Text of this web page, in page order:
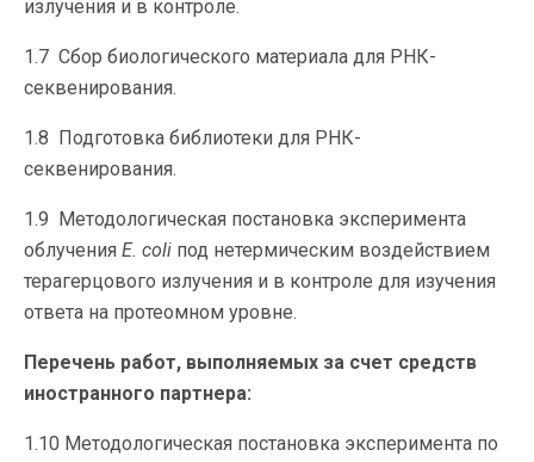
излучения и в контроле.
1.7 Сбор биологического материала для РНК-
секвенирования.
1.8 Подготовка библиотеки для РНК-
секвенирования.
1.9 Методологическая постановка эксперимента
облучения E. coli под нетермическим воздействием
терагерцового излучения и в контроле для изучения
ответа на протеомном уровне.
Перечень работ, выполняемых за счет средств
иностранного партнера:
1.10 Методологическая постановка эксперимента по